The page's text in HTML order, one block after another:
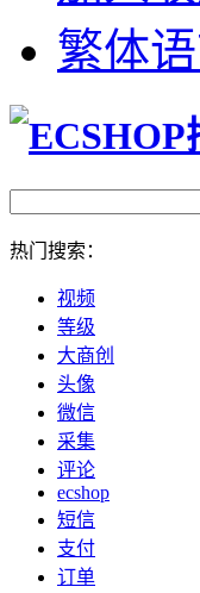
繁体
热门搜索：
视频
等级
大商创
头像
微信
采集
评论
ecshop
短信
支付
订单